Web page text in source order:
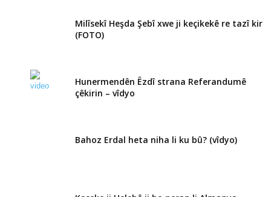
Milîsekî Heşda Şebî xwe ji keçikekê re tazî kir
(FOTO)
Hunermendên Êzdî strana Referandumê
çêkirin – vîdyo
Bahoz Erdal heta niha li ku bû? (vîdyo)